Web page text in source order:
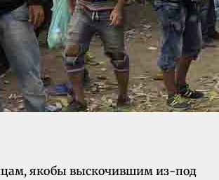
якобы выскочившим из-под